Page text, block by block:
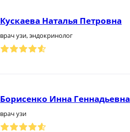
Кускаева Наталья Петровна
врач узи, эндокринолог
Борисенко Инна Геннадьевна
врач узи